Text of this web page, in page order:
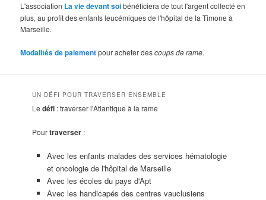
L'association La vie devant soibénéficiera de tout l'argent collecté en
plus, au profit des enfants leucémiques de l'hôpital de la Timone à
Marseille.
Modalités de paiementpour acheter descoups de rame.
UN DÉFI POUR TRAVERSER ENSEMBLE
Ledéfi : traverser l'Atlantique à la rame
Pourtraverser :
Avec les enfants malades des services hématologie
et oncologie de l'hôpital de Marseille
Avec les écoles du pays d'Apt
Avec les handicapés des centres vauclusiens